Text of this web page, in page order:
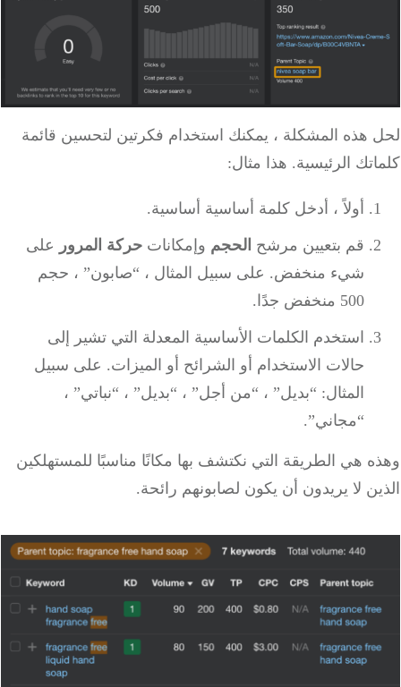
هذه المشكلة ، يمكنك استخدام فكرتين لتحسين قائمة
الرئيسية. هذا مثال:
أولاً ، أدخل كلمة أساسية أساسية.
قم بتعيين مرشحالحجموإمكاناتحركة المرورعلى
شيء منخفض. على سبيل المثال ، “صابون” ، حجم
500 منخفض جدًا.
استخدم الكلمات الأساسية المعدلة التي تشير إلى
حالات الاستخدام أو الشرائح أو الميزات. على سبيل
المثال: “بديل” ، “من أجل” ، “بديل” ، “نباتي” ،
“مجاني”.
هي الطريقة التي نكتشف بها مكانًا مناسبًا للمستهلكين
لا يريدون أن يكون لصابونهم رائحة.